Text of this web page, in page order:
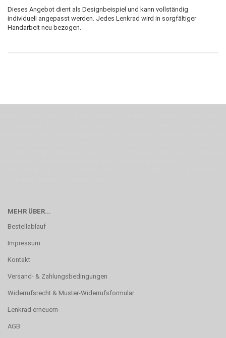
Dieses Angebot dient als Designbeispiel und kann vollständig
individuell angepasst werden. Jedes Lenkrad wird in sorgfältiger
Handarbeit neu bezogen.
MEHR ÜBER...
Bestellablauf
Impressum
Kontakt
Versand- & Zahlungsbedingungen
Widerrufsrecht & Muster-Widerrufsformular
Lenkrad erneuern
AGB